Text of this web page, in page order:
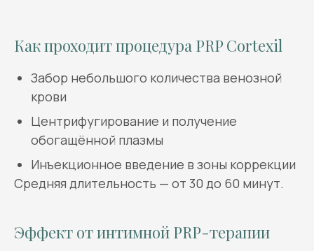
Как проходит процедура PRP Cortexil
Забор небольшого количества венозной
крови
Центрифугирование и получение
обогащённой плазмы
Инъекционное введение в зоны коррекции
Средняя длительность — от 30 до 60 минут.
Эффект от интимной PRP-терапии